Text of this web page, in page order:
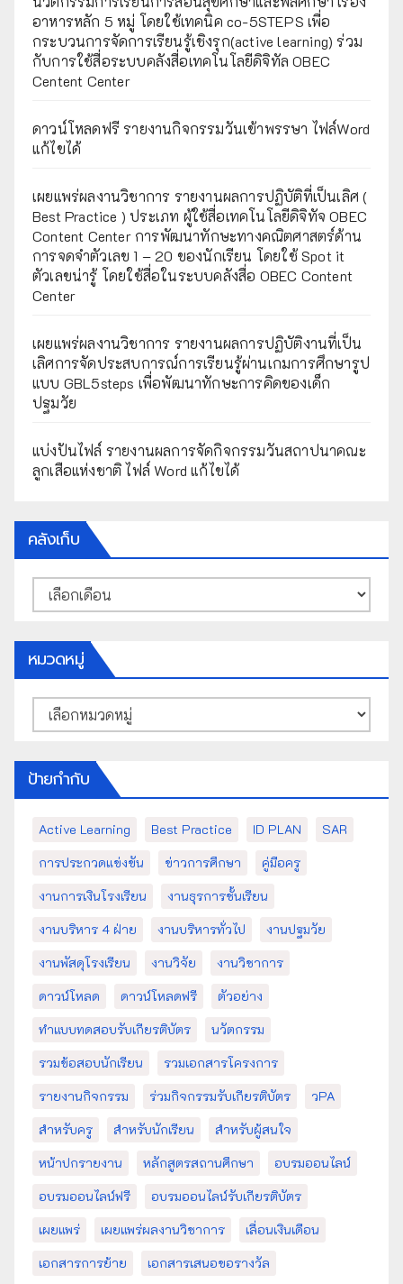
อาหารหลัก 5 หมู่ โดยใช้เทคนิค co-5STEPS เพื่อ
กระบวนการจัดการเรียนรู้เชิงรุก(active learning) ร่วม
กับการใช้สื่อระบบคลังสื่อเทคโนโลยีดิจิทัล OBEC
Centent Center
ดาวน์โหลดฟรี รายงานกิจกรรมวันเข้าพรรษา ไฟล์Word
แก้ไขได้
เผยแพร่ผลงานวิชาการ รายงานผลการปฏิบัติที่เป็นเลิศ (
Best Practice ) ประเภท ผู้ใช้สื่อเทคโนโลยีดิจิทัจ OBEC
Content Center การพัฒนาทักษะทางคณิตศาสตร์ด้าน
การจดจำตัวเลข 1 – 20 ของนักเรียน โดยใช้ Spot it
ตัวเลขน่ารู้ โดยใช้สื่อในระบบคลังสื่อ OBEC Content
Center
เผยแพร่ผลงานวิชาการ รายงานผลการปฏิบัติงานที่เป็น
เลิศการจัดประสบการณ์การเรียนรู้ผ่านเกมการศึกษารูป
แบบ GBL5steps เพื่อพัฒนาทักษะการคิดของเด็ก
ปฐมวัย
แบ่งปันไฟล์ รายงานผลการจัดกิจกรรมวันสถาปนาคณะ
ลูกเสือแห่งชาติ ไฟล์ Word แก้ไขได้
คลังเก็บ
คลัง
เก็บ
หมวดหมู่
หมวด
หมู่
ป้ายกำกับ
Active Learning Best Practice ID PLAN
SAR
การประกวดแข่งขัน
ข่าวการศึกษา
คู่มือครู
งานการเงินโรงเรียน
งานธุรการชั้นเรียน
งานบริหาร 4 ฝ่าย
งานบริหารทั่วไป
งานปฐมวัย
งานพัสดุโรงเรียน
งานวิจัย
งานวิชาการ
ดาวน์โหลด
ดาวน์โหลดฟรี
ตัวอย่าง
ทำแบบทดสอบรับเกียรติบัตร
นวัตกรรม
รวมข้อสอบนักเรียน
รวมเอกสารโครงการ
รายงานกิจกรรม
ร่วมกิจกรรมรับเกียรติบัตร
วPA
สำหรับครู
สำหรับนักเรียน
สำหรับผู้สนใจ
หน้าปกรายงาน
หลักสูตรสถานศึกษา
อบรมออนไลน์
อบรมออนไลน์ฟรี
อบรมออนไลน์รับเกียรติบัตร
เผยแพร่
เผยแพร่ผลงานวิชาการ
เลื่อนเงินเดือน
เอกสารการย้าย
เอกสารเสนอขอรางวัล